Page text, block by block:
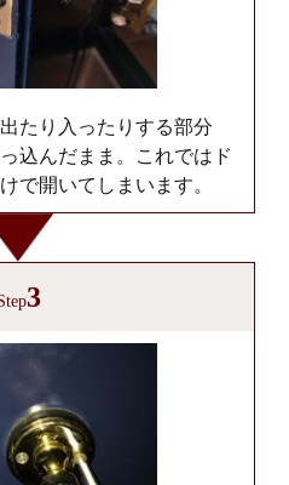
たり入ったりする部分
込んだまま。これではド
で開いてしまいます。
3